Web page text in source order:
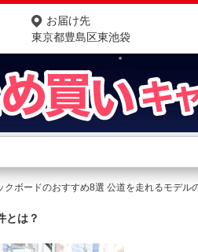
お届け先
東京都豊島区東池袋
商品をさがす
ランキングからさがす
クボードのおすすめ8選 公道を走れるモデル
とは？